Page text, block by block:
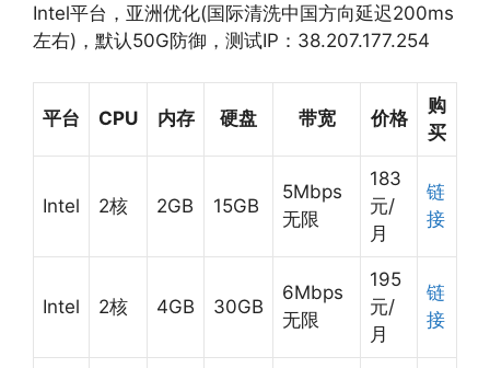
Intel平台，亚洲优化(国际清洗中国方向延迟200ms
左右)，默认50G防御，测试IP：38.207.177.254
平台 CPU 内存 硬盘 带宽 价格
购
买
Intel 2核 2GB 15GB
5Mbps
无限
183
元/
月
链
接
Intel 2核 4GB 30GB
6Mbps
无限
195
元/
月
链
接